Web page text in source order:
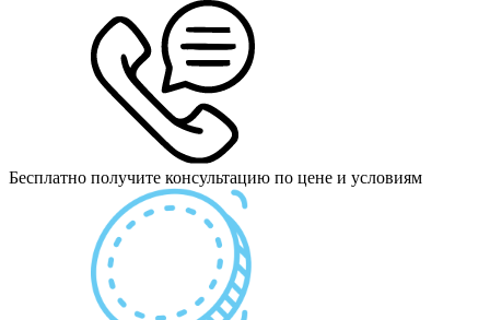
Бесплатно получите консультацию по цене и условиям